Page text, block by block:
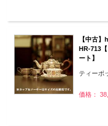
【中古
HR-713
ート】
ティーポ
価格：